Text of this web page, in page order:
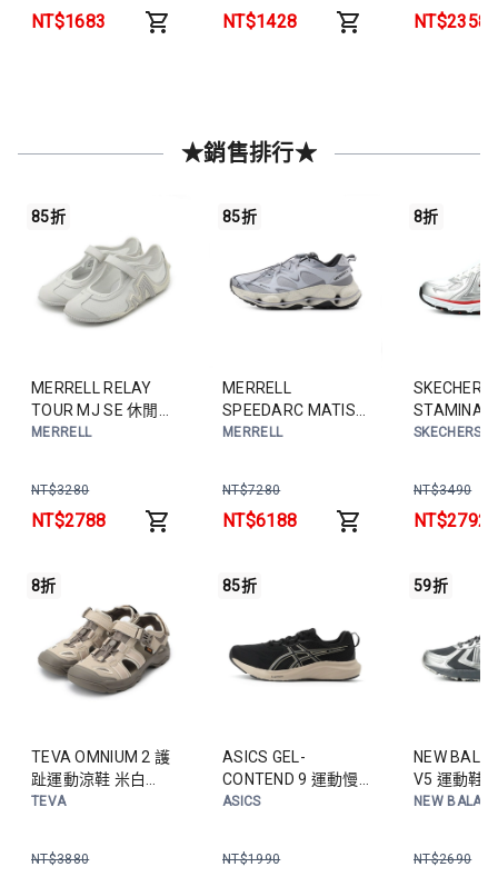
NT$1683 NT$1428 NT$2358
★銷售排行★
85折
MERRELL RELAY
TOUR MJ SE 休閒鞋
白 ML00003441 女
MERRELL
NT$3280
NT$2788
85折
MERRELL
SPEEDARC MATIS
GORE-TEX 防潑水登
MERRELL
NT$7280
NT$6188
8折
SKECHERS
STAMINA
穿運動鞋 白
SKECHERS
NT$3490
NT$2792
8折
TEVA OMNIUM 2 護
趾運動涼鞋 米白
TV1019180WPPP
TEVA
NT$3880
85折
ASICS GEL-
CONTEND 9 運動慢
跑鞋 黑咖
ASICS
NT$1990
59折
NEW
V5 運動鞋
NEW
NT$2690